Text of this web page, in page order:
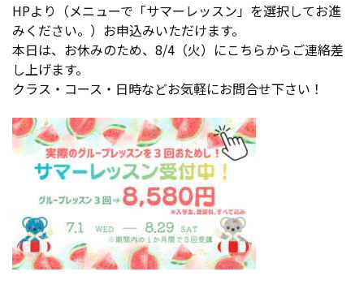
HPより（メニューで「サマーレッスン」を選択してお進
みください。）お申込みいただけます。
本日は、お休みのため、8/4（火）にこちらからご連絡差
し上げます。
クラス・コース・日時などお気軽にお問合せ下さい！